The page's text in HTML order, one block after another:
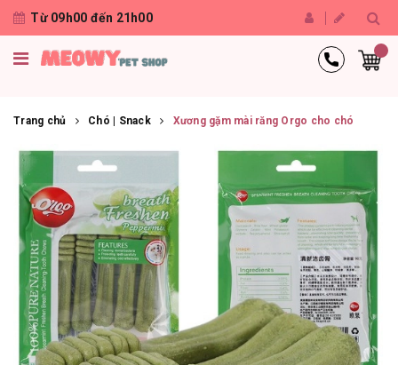
Từ 09h00 đến 21h00
Trang chủ Chó | Snack Xương gặm mài răng Orgo cho chó